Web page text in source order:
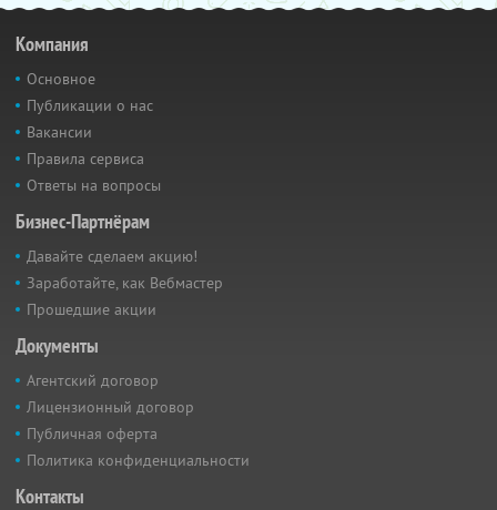
Компания
Основное
Публикации о нас
Вакансии
Правила сервиса
Ответы на вопросы
Бизнес-Партнёрам
Давайте сделаем акцию!
Заработайте, как Вебмастер
Прошедшие акции
Документы
Агентский договор
Лицензионный договор
Публичная оферта
Политика конфиденциальности
Контакты